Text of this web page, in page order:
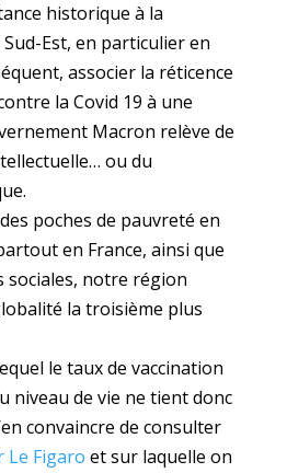
historique à la
Est, en particulier en
associer la réticence
la Covid 19 à une
Macron relève de
ou du
poches de pauvreté en
en France, ainsi que
sociales, notre région
la troisième plus
le taux de vaccination
niveau de vie ne tient donc
convaincre de consulter
Le Figaro et sur laquelle on